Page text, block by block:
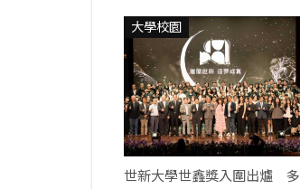
大學校園
世新大學世鑫獎入圍出爐 多